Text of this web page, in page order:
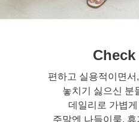
편하고 실용적이면
놓치기 싫으신 분
데일리로 가볍
주말엔 나들이룩,